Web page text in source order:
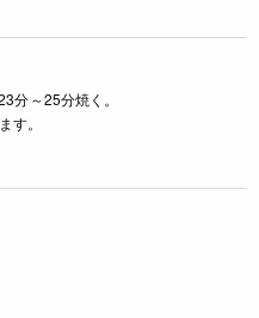
～25分焼く。
す。